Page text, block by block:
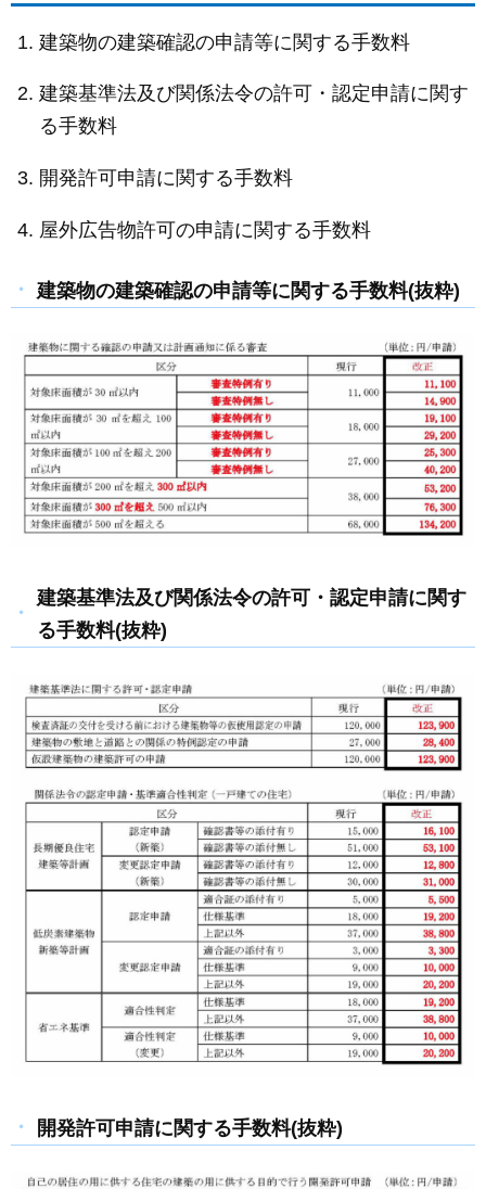
o
k
er
建築物の建築確認の申請等に関する手数料
建築基準法及び関係法令の許可・認定申請に関す
る手数料
開発許可申請に関する手数料
屋外広告物許可の申請に関する手数料
建築物の建築確認の申請等に関する手数料(抜粋)
建築基準法及び関係法令の許可・認定申請に関す
る手数料(抜粋)
開発許可申請に関する手数料(抜粋)